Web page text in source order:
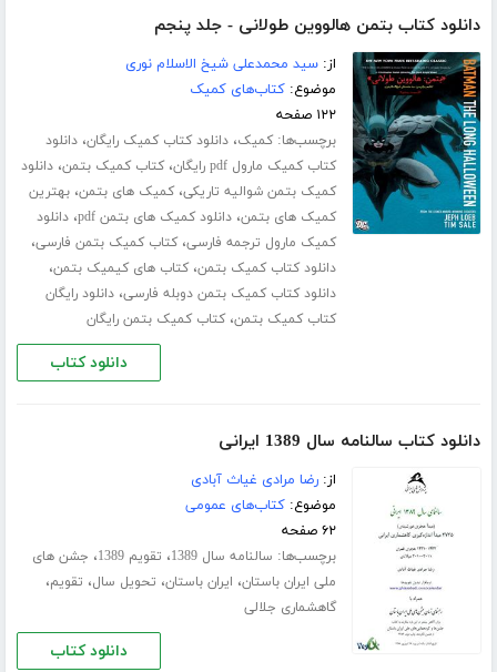
دانلود کتاب بتمن هالووین طولانی - جلد پنجم
از:سید محمدعلی شیخ الاسلام نوری
موضوع:کتاب‌های کمیک
۱۲۲ صفحه
برچسب‌ها:کمیک،دانلود کتاب کمیک رایگان،دانلود
کتاب کمیک مارول pdf رایگان
،کتاب کمیک بتمن،دانلود
کمیک بتمن شوالیه تاریکی،کمیک های بتمن،بهترین
کمیک های بتمن،دانلود کمیک های بتمن pdf ،دانلود
کمیک مارول ترجمه فارسی،کتاب کمیک بتمن فارسی،
دانلود کتاب کمیک بتمن،کتاب های کیمیک بتمن،
دانلود کتاب کمیک بتمن دوبله فارسی،دانلود رایگان
کتاب کمیک بتمن،کتاب کمیک بتمن رایگان
دانلود کتاب
دانلود کتاب سالنامه سال 1389 ایرانی
از:رضا مرادی غیاث آبادی
موضوع:کتاب‌های عمومی
۶۲ صفحه
برچسب‌ها: سالنامه سال 1389 ، تقویم 1389 ، جشن های
ملی ایران باستان، ایران باستان، تحویل سال، تقویم،
گاهشماری جلالی
دانلود کتاب